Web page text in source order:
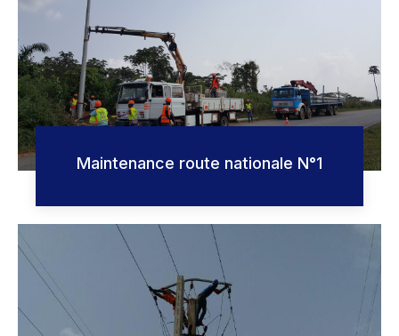
Maintenance route nationale N°1